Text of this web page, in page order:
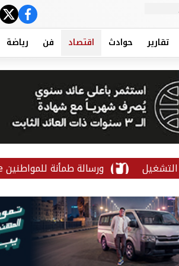
تقارير حوادث اقتصاد فن رياضة
أسعار الأدوية تحت المجهر.. تفاصيل جديدة بشأن الـQR Code ورسالة طمأنة للمواطنين